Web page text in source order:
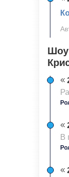
Шоу
В